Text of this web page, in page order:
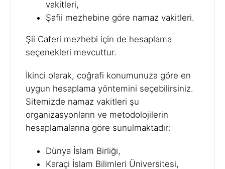
vakitleri,
Şafii mezhebine göre namaz vakitleri.
Şii Caferi mezhebi için de hesaplama
seçenekleri mevcuttur.
İkinci olarak, coğrafi konumunuza göre en
uygun hesaplama yöntemini seçebilirsiniz.
Sitemizde namaz vakitleri şu
organizasyonların ve metodolojilerin
hesaplamalarına göre sunulmaktadır:
Dünya İslam Birliği,
Karaçi İslam Bilimleri Üniversitesi,